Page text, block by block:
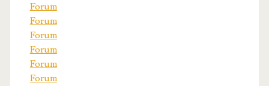
Forum
Forum
Forum
Forum
Forum
Forum